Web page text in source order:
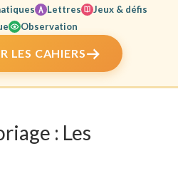
Lettres
Jeux & défis
Observation
LES CAHIERS
: Les